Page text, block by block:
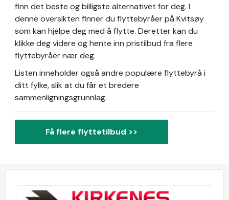
finn det beste og billigste alternativet for deg. I
denne oversikten finner du flyttebyråer på Kvitsøy
som kan hjelpe deg med å flytte. Deretter kan du
klikke deg videre og hente inn pristilbud fra flere
flyttebyråer nær deg.
Listen inneholder også andre populære flyttebyrå i
ditt fylke, slik at du får et bredere
sammenligningsgrunnlag.
Få flere flyttetilbud >>